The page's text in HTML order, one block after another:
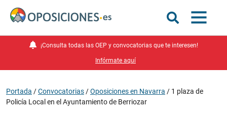
¡Consulta todas las OEP y convocatorias que te interesen!
Infórmate aquí
Portada /Convocatorias /Oposiciones en Navarra / 1 plaza de
Policía Local en el Ayuntamiento de Berriozar